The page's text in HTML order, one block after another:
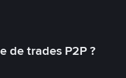
de trades P2P ?